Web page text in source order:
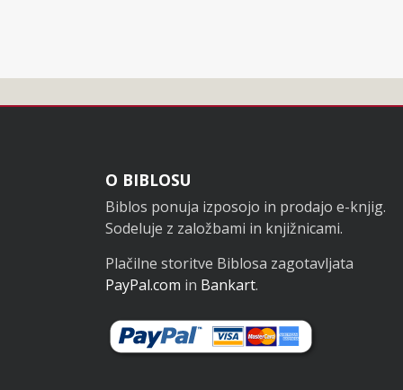
Noga
O BIBLOSU
Biblos ponuja izposojo in prodajo e-knjig.
Sodeluje z založbami in knjižnicami.
Plačilne storitve Biblosa zagotavljata
PayPal.com in Bankart.